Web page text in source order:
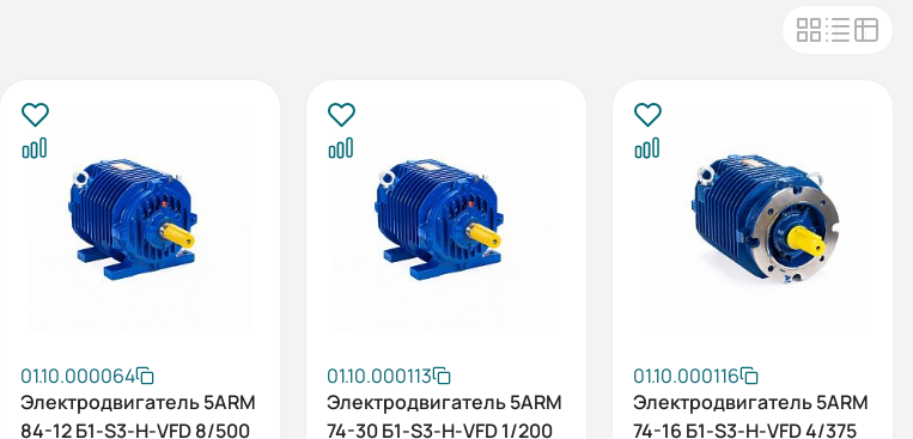
01.10.000064
Электродвигатель 5ARM
84-12 Б1-S3-Н-VFD 8/500
01.10.000113
Электродвигатель 5ARM
74-30 Б1-S3-Н-VFD 1/200
01.10.000116
Электродвигатель 5ARM
74-16 Б1-S3-Н-VFD 4/375